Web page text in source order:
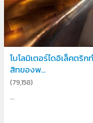
โบโลมิเตอร์ไดอิเล็คตริก
สิทของพ...
(79,158)
...